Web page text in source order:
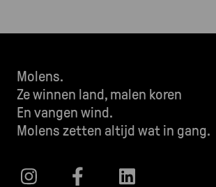
Molens.
Ze winnen land, malen koren
En vangen wind.
Molens zetten altijd wat in gang.